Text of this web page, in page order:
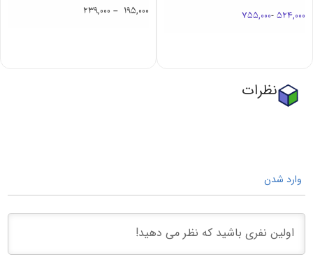
524,000
-
755,000
195,000
–
239,000
نظرات
وارد شدن